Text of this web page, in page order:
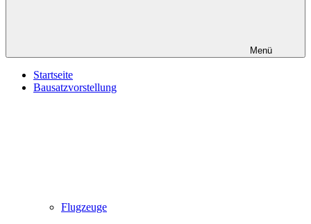
Menü
Startseite
Bausatzvorstellung
Flugzeuge